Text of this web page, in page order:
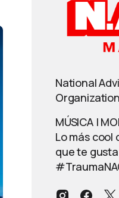
National
MÚSICA |
Lo más cool
que te